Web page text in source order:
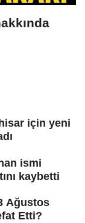
için yeni
ismi
kaybetti
Ağustos
Etti?